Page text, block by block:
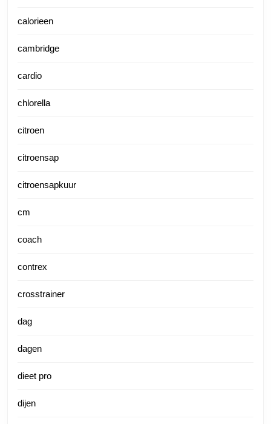
calorieen
cambridge
cardio
chlorella
citroen
citroensap
citroensapkuur
cm
coach
contrex
crosstrainer
dag
dagen
dieet pro
dijen